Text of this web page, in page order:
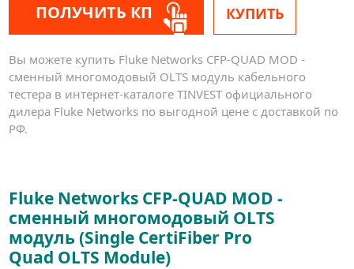
ПОЛУЧИТЬ КП КУПИТЬ
Вы можете купить Fluke Networks CFP-QUAD MOD -
сменный многомодовый OLTS модуль кабельного
тестера в интернет-каталоге TINVEST официального
дилера Fluke Networks по выгодной цене с доставкой по
РФ.
Fluke Networks CFP-QUAD MOD -
сменный многомодовый OLTS
модуль (Single CertiFiber Pro
Quad OLTS Module)